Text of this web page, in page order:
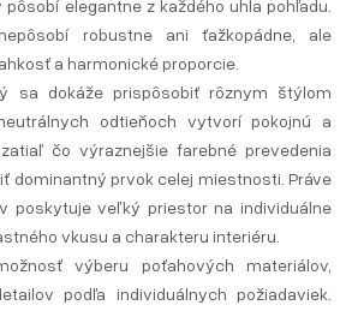
elegantne z každého uhla pohľadu.
robustne ani ťažkopádne, ale
a harmonické proporcie.
sa dokáže prispôsobiť rôznym štýlom
odtieňoch vytvorí pokojnú a
čo výraznejšie farebné prevedenia
dominantný prvok celej miestnosti. Práve
poskytuje veľký priestor na individuálne
vkusu a charakteru interiéru.
výberu poťahových materiálov,
podľa individuálnych požiadaviek.